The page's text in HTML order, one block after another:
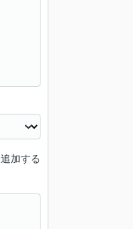
追加する